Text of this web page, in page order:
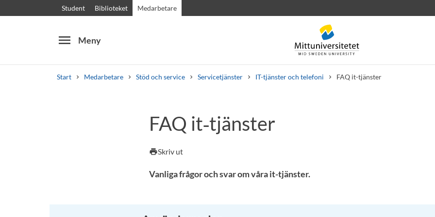
Student Biblioteket Medarbetare
menu Meny
Start Medarbetare Stöd och service Servicetjänster IT-tjänster och telefoni FAQ it-tjänster
KursplanerVälkomstbrev PersonalLediga jobb
FAQ it‑tjänster
printSkriv ut
Vanliga frågor och svar om våra it-tjänster.